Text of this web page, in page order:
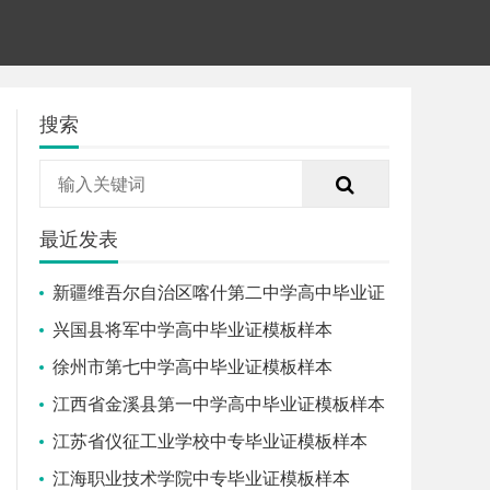
搜索
最近发表
新疆维吾尔自治区喀什第二中学高中毕业证
模板样本
兴国县将军中学高中毕业证模板样本
徐州市第七中学高中毕业证模板样本
江西省金溪县第一中学高中毕业证模板样本
江苏省仪征工业学校中专毕业证模板样本
江海职业技术学院中专毕业证模板样本